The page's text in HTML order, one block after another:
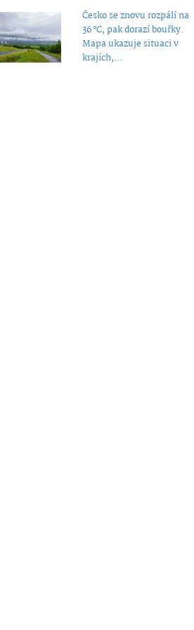
Česko se znovu rozpálí na
36 °C, pak dorazí bouřky.
Mapa ukazuje situaci v
krajích,...